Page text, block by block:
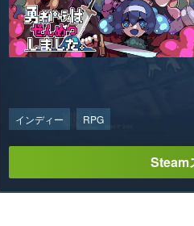
インディー RPG
Steam